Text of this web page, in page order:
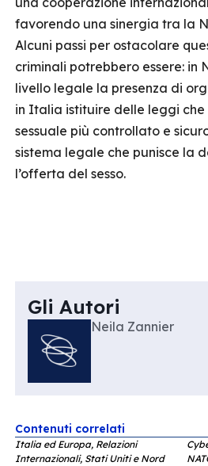
favorendo una sinergia tra la
Alcuni passi per ostacolare
criminali potrebbero essere: in
livello legale la presenza di
in Italia istituire delle leggi
sessuale più controllato e
sistema legale che punisce la
l’offerta del sesso.
Gli Autori
Neila Zannier
Contenuti correlati
Italia ed Europa, Relazioni
Internazionali, Stati Uniti e Nord